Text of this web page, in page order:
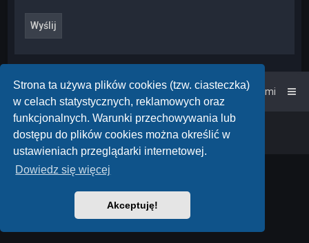
Strona ta używa plików cookies (tzw. ciasteczka)
w celach statystycznych, reklamowych oraz
funkcjonalnych. Warunki przechowywania lub
dostępu do plików cookies można określić w
ustawieniach przeglądarki internetowej.
Dowiedz się więcej
Akceptuję!
Strona główna Kontakt z nami
Powered by phpBB • Design by
PlanetStyles
Polski pakiet językowy dostarczaphpBB.pl